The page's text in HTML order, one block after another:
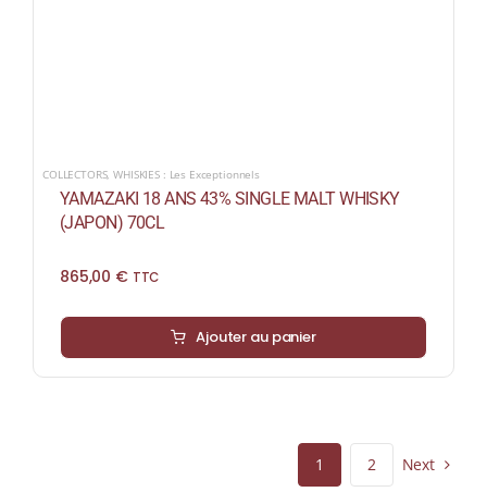
COLLECTORS,WHISKIES : Les Exceptionnels
YAMAZAKI 18 ANS 43% SINGLE MALT WHISKY
(JAPON) 70CL
865,00 € TTC
Ajouter au panier
1 2 Next